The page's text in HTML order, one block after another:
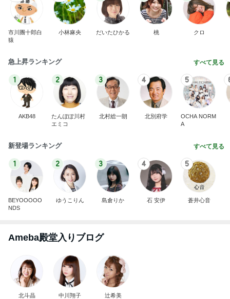
市川團十郎白
猿
小林麻央 だいたひかる 桃 クロ
急上昇ランキング すべて見る
1
AKB48
2
たんぽぽ川村
エミコ
3
北村総一朗
4
北別府学
5
OCHA NORM
A
新登場ランキング すべて見る
1
BEYOOOOO
NDS
2
ゆうこりん
3
島倉りか
4
石 安伊
5
蒼井心音
Ameba殿堂入りブログ
北斗晶 中川翔子 辻希美